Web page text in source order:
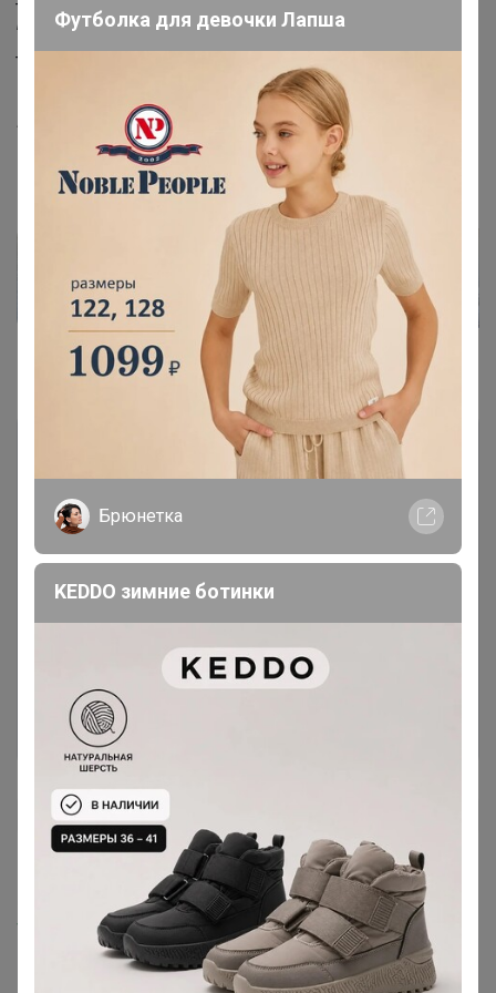
При стирке дает усадку! Учитывайте это
___________
Артикул 55/16/200
Фотографии покупателей 14
Комментарии 29
Чтобы написать комментарий необходимо
авторизоваться на сайте!
Это займет меньше минуты
Войти
Happy Baby
, Посмотрю, что можно Вам предложить
Футболка для девочки Лапша
Брюнетка
KEDDO зимние ботинки